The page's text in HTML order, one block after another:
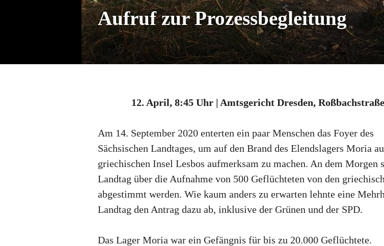
Aufruf zur Prozessbegleitung
12. April, 8:45 Uhr | Amtsgericht Dresden,
Am 14. September 2020 enterten ein paar Menschen das Foyer des
Sächsischen Landtages, um auf den Brand des Elendslagers Moria
griechischen Insel Lesbos aufmerksam zu machen. An dem Morgen
Landtag über die Aufnahme von 500 Geflüchteten von den
abgestimmt werden. Wie kaum anders zu erwarten lehnte eine
Landtag den Antrag dazu ab, inklusive der Grünen und der SPD.
Das Lager Moria war ein Gefängnis für bis zu 20.000 Geflüchtete.